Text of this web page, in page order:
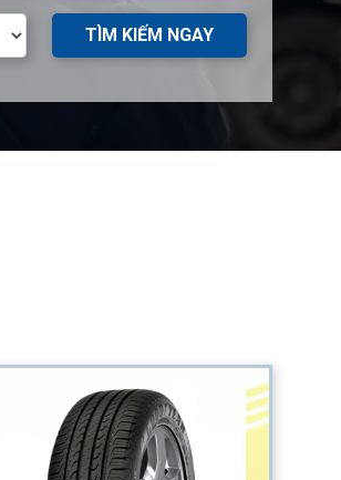
TÌM KIẾM NGAY